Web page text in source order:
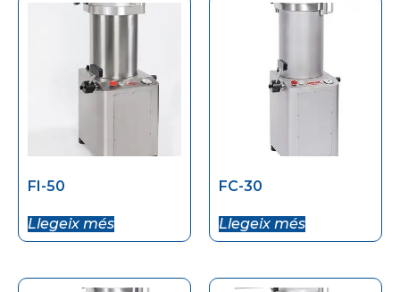
FI-50
Llegeix més
FC-30
Llegeix més